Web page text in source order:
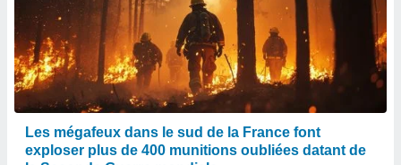
Les mégafeux dans le sud de la France font
exploser plus de 400 munitions oubliées datant de